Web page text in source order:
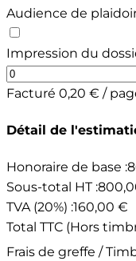
Audience de
Impression du
Facturé 0,20 € /
Détail de
Honoraire de base :
Sous-total HT :
TVA (20%) :160,00 €
Total TTC (Hors
Frais de greffe /